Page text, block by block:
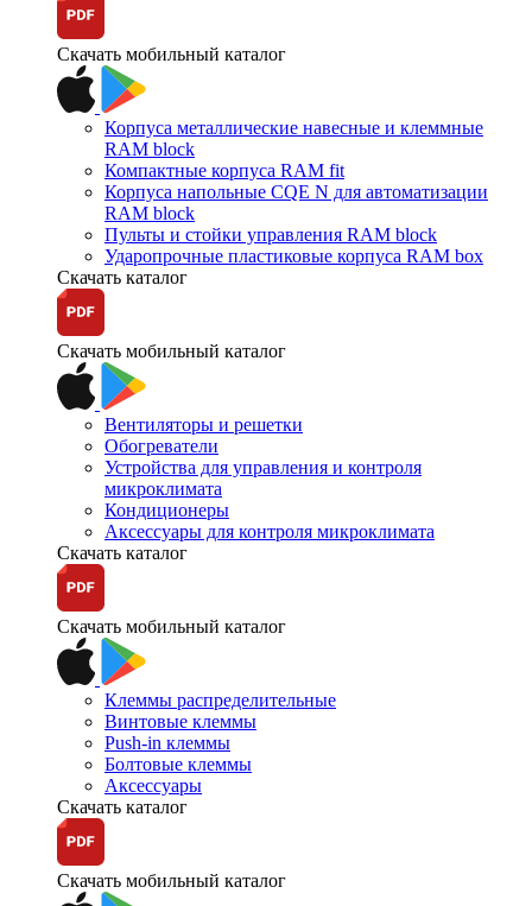
Скачать мобильный каталог
Корпуса металлические навесные и клеммные
RAM block
Компактные корпуса RAM fit
Корпуса напольные CQE N для автоматизации
RAM block
Пульты и стойки управления RAM block
Ударопрочные пластиковые корпуса RAM box
Скачать каталог
Скачать мобильный каталог
Вентиляторы и решетки
Обогреватели
Устройства для управления и контроля
микроклимата
Кондиционеры
Аксессуары для контроля микроклимата
Скачать каталог
Скачать мобильный каталог
Клеммы распределительные
Винтовые клеммы
Push-in клеммы
Болтовые клеммы
Аксессуары
Скачать каталог
Скачать мобильный каталог